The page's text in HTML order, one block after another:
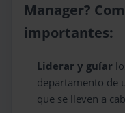
Manager?
importantes:
Liderar y guíar
departamento de
que se lleven a